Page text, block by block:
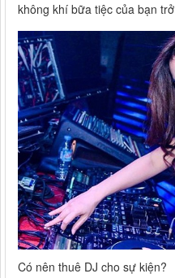
không khí bữa tiệc của bạn
Có nên thuê DJ cho sự kiện?